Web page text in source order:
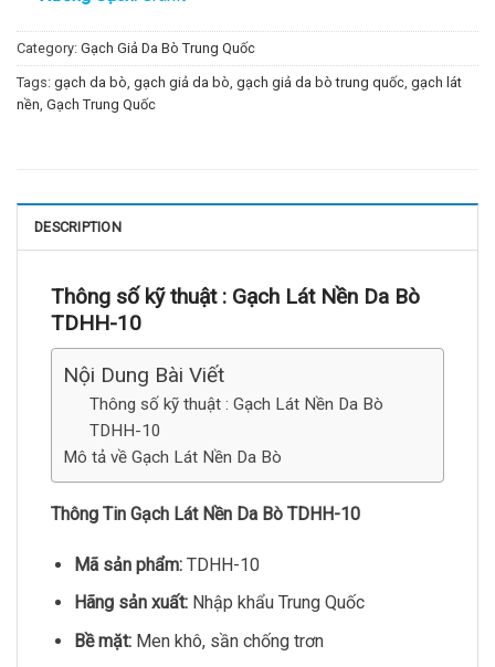
Category: Gạch Giả Da Bò Trung Quốc
Tags: gạch da bò, gạch giả da bò, gạch giả da bò trung quốc, gạch lát
nền, Gạch Trung Quốc
DESCRIPTION
Thông số kỹ thuật : Gạch Lát Nền Da Bò
TDHH-10
Nội Dung Bài Viết
Thông số kỹ thuật : Gạch Lát Nền Da Bò
TDHH-10
Mô tả về Gạch Lát Nền Da Bò
Thông Tin Gạch Lát Nền Da Bò TDHH-10
Mã sản phẩm:TDHH-10
Hãng sản xuất:Nhập khẩu Trung Quốc
Bề mặt:Men khô, sần chống trơn